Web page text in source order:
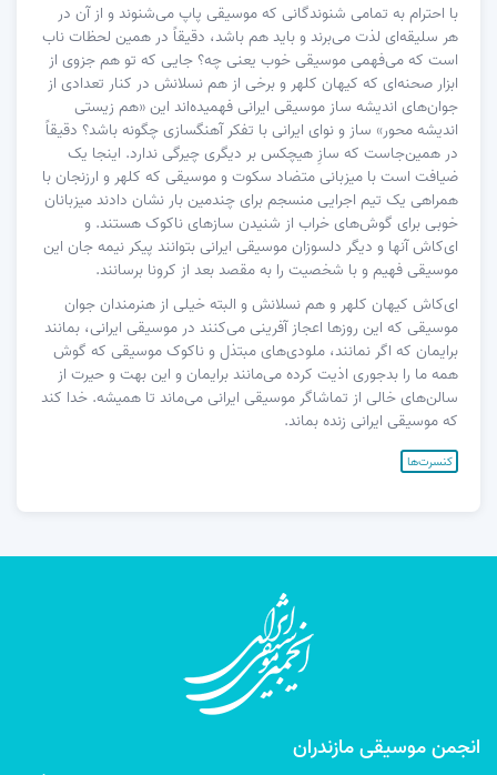
با احترام به تمامی شنوندگانی که موسیقی پاپ می‌شنوند و از آن در
هر سلیقه‌ای لذت می‌برند و باید هم باشد، دقیقاً در همین لحظات ناب
است که می‌فهمی موسیقی خوب یعنی چه؟ جایی که تو هم جزوی از
ابزار صحنه‌ای که کیهان کلهر و برخی از هم نسلانش در کنار تعدادی از
جوان‌های اندیشه ساز موسیقی ایرانی فهمیده‌اند این «هم زیستی
اندیشه محور» ساز و نوای ایرانی با تفکر آهنگسازی چگونه باشد؟ دقیقاً
در همین‌جاست که سازِ هیچکس بر دیگری چیرگی ندارد. اینجا یک
ضیافت است با میزبانی متضاد سکوت و موسیقی که کلهر و ارزنجان با
همراهی یک تیم اجرایی منسجم برای چندمین بار نشان دادند میزبانان
خوبی برای گوش‌های خراب از شنیدن سازهای ناکوک هستند. و
ای‌کاش آنها و دیگر دلسوزان موسیقی ایرانی بتوانند پیکر نیمه جان این
موسیقی فهیم و با شخصیت را به مقصد بعد از کرونا برسانند.
ای‌کاش کیهان کلهر و هم نسلانش و البته خیلی از هنرمندان جوان
موسیقی که این روزها اعجاز آفرینی می‌کنند در موسیقی ایرانی، بمانند
برایمان که اگر نمانند، ملودی‌های مبتذل و ناکوک موسیقی که گوش
همه ما را بدجوری اذیت کرده می‌مانند برایمان و این بهت و حیرت از
سالن‌های خالی از تماشاگر موسیقی ایرانی می‌ماند تا همیشه. خدا کند
که موسیقی ایرانی زنده بماند.
کنسرت‌ها
انجمن موسیقی مازندران